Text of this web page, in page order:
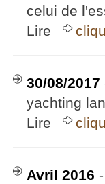
celui de
Lire
30/08/2017
yachting
Lire
Avril 2016